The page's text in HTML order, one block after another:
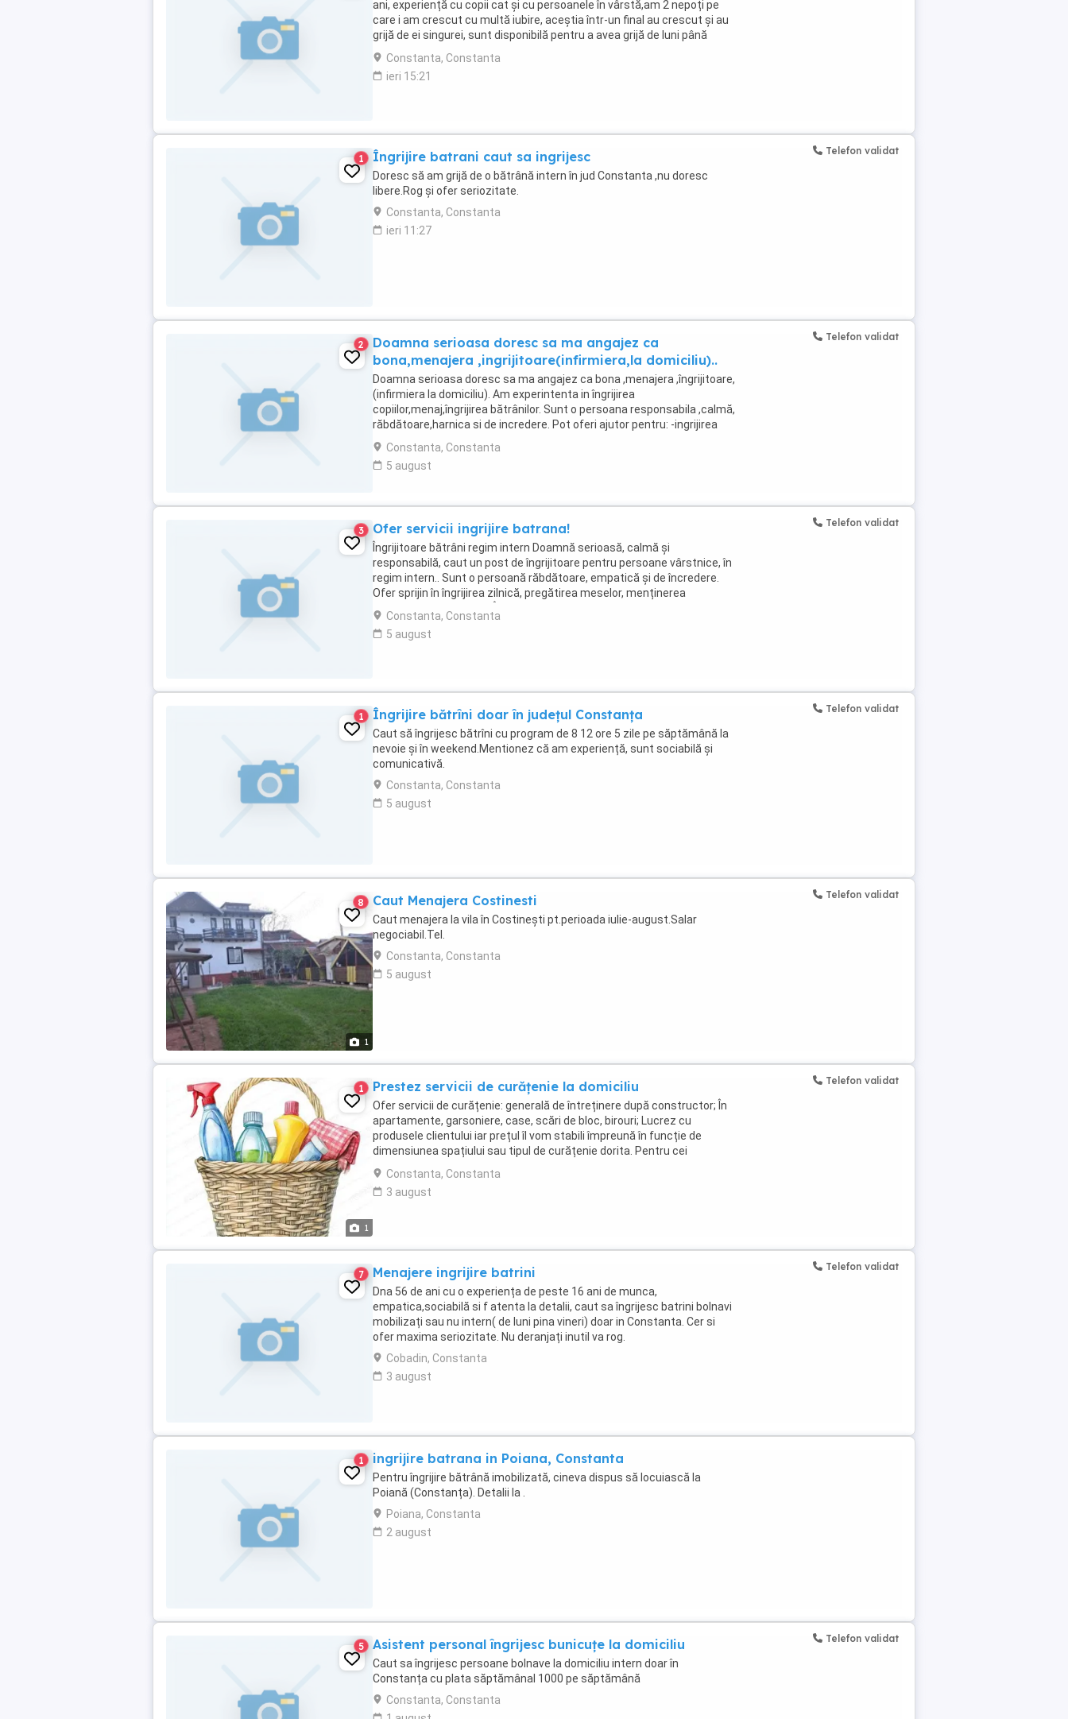
ani, experiență cu copii cat și cu persoanele în vârstă,am 2 nepoți pe
care i am crescut cu multă iubire, aceștia într-un final au crescut și au
grijă de ei singurei, sunt disponibilă pentru a avea grijă de luni până
vineri ,pentru ...
Constanta, Constanta
ieri 15:21
1 Îngrijire batrani caut sa ingrijesc
Doresc să am grijă de o bătrână intern în jud Constanta ,nu doresc
libere.Rog și ofer seriozitate.
Constanta, Constanta
ieri 11:27
Telefon validat
2
Doamna serioasa doresc sa ma angajez ca
bona,menajera ,ingrijitoare(infirmiera,la domiciliu)..
Doamna serioasa doresc sa ma angajez ca bona ,menajera ,îngrijitoare,
(infirmiera la domiciliu). Am experintenta in îngrijirea
copiilor,menaj,îngrijirea bătrânilor. Sunt o persoana responsabila ,calmă,
răbdătoare,harnica si de incredere. Pot oferi ajutor pentru: -ingrijirea
copiilor -menaj(curatenie,spălat ...
Constanta, Constanta
5 august
Telefon validat
3 Ofer servicii ingrijire batrana!
Îngrijitoare bătrâni regim intern Doamnă serioasă, calmă și
responsabilă, caut un post de îngrijitoare pentru persoane vârstnice, în
regim intern.. Sunt o persoană răbdătoare, empatică și de încredere.
Ofer sprijin în îngrijirea zilnică, pregătirea meselor, menținerea
curățeniei și companie. Îmi doresc ...
Constanta, Constanta
5 august
Telefon validat
1 Îngrijire bătrîni doar în județul Constanța
Caut să îngrijesc bătrîni cu program de 8 12 ore 5 zile pe săptămână la
nevoie și în weekend.Mentionez că am experiență, sunt sociabilă și
comunicativă.
Constanta, Constanta
5 august
Telefon validat
1
8 Caut Menajera Costinesti
Caut menajera la vila în Costinești pt.perioada iulie-august.Salar
negociabil.Tel.
Constanta, Constanta
5 august
Telefon validat
1
1 Prestez servicii de curățenie la domiciliu
Ofer servicii de curățenie: generală de întreținere după constructor; În
apartamente, garsoniere, case, scări de bloc, birouri; Lucrez cu
produsele clientului iar prețul îl vom stabili împreună în funcție de
dimensiunea spațiului sau tipul de curățenie dorita. Pentru cei
interesați vă rog să apelați ...
Constanta, Constanta
3 august
Telefon validat
7 Menajere ingrijire batrini
Dna 56 de ani cu o experiența de peste 16 ani de munca,
empatica,sociabilă si f atenta la detalii, caut sa îngrijesc batrini bolnavi
mobilizați sau nu intern( de luni pina vineri) doar in Constanta. Cer si
ofer maxima seriozitate. Nu deranjați inutil va rog.
Cobadin, Constanta
3 august
Telefon validat
1 ingrijire batrana in Poiana, Constanta
Pentru îngrijire bătrână imobilizată, cineva dispus să locuiască la
Poiană (Constanța). Detalii la .
Poiana, Constanta
2 august
5 Asistent personal îngrijesc bunicuțe la domiciliu
Caut sa îngrijesc persoane bolnave la domiciliu intern doar în
Constanța cu plata săptămânal 1000 pe săptămână
Constanta, Constanta
Telefon validat